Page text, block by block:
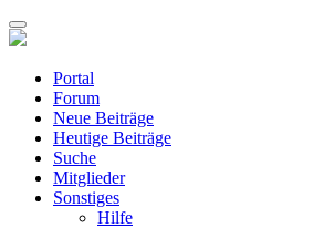
Portal
Forum
Neue Beiträge
Heutige Beiträge
Suche
Mitglieder
Sonstiges
Hilfe